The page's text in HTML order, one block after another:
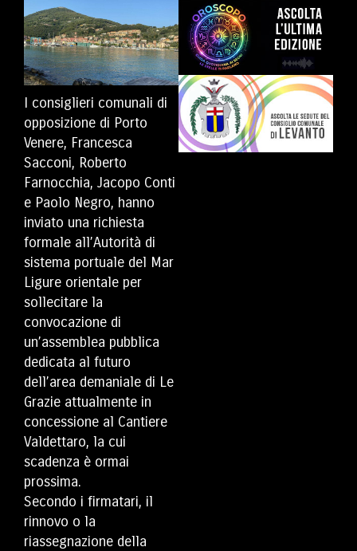
I consiglieri comunali di
opposizione di Porto
Venere, Francesca
Sacconi, Roberto
Farnocchia, Jacopo Conti
e Paolo Negro, hanno
inviato una richiesta
formale all’Autorità di
sistema portuale del Mar
Ligure orientale per
sollecitare la
convocazione di
un’assemblea pubblica
dedicata al futuro
dell’area demaniale di Le
Grazie attualmente in
concessione al Cantiere
Valdettaro, la cui
scadenza è ormai
prossima.
Secondo i firmatari, il
rinnovo o la
riassegnazione della